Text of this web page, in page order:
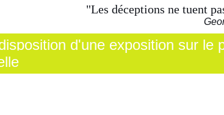
"Les déceptions ne tuent
d'une exposition sur le